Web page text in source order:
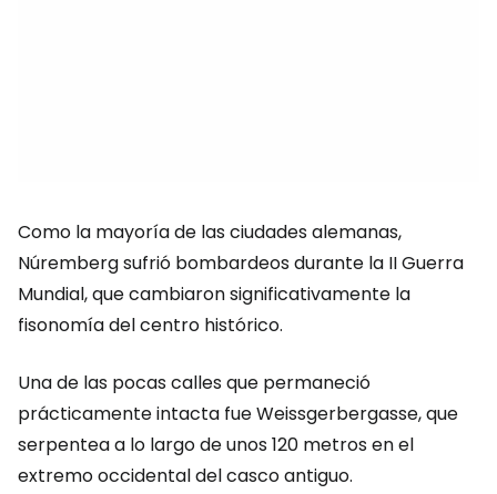
Como la mayoría de las ciudades alemanas,
Núremberg sufrió bombardeos durante la II Guerra
Mundial, que cambiaron significativamente la
fisonomía del centro histórico.
Una de las pocas calles que permaneció
prácticamente intacta fue Weissgerbergasse, que
serpentea a lo largo de unos 120 metros en el
extremo occidental del casco antiguo.